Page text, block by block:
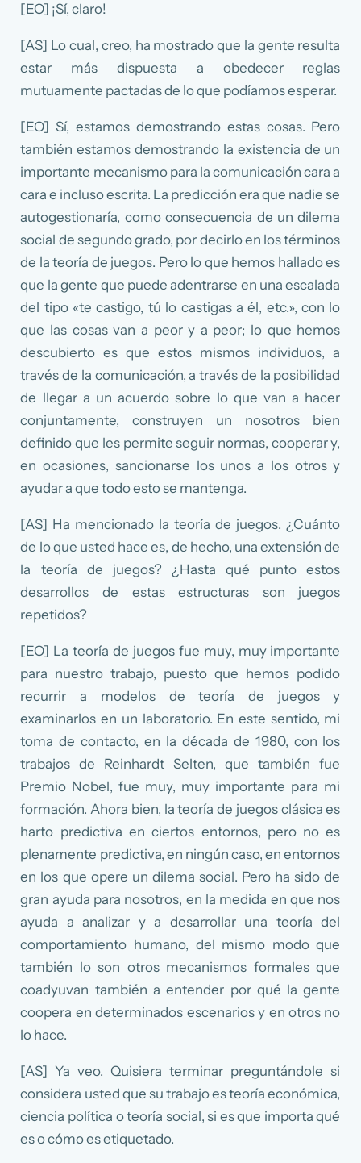
[EO] ¡Sí, claro!
[AS] Lo cual, creo, ha mostrado que la gente resulta
estar más dispuesta a obedecer reglas
mutuamente pactadas de lo que podíamos esperar.
[EO] Sí, estamos demostrando estas cosas. Pero
también estamos demostrando la existencia de un
importante mecanismo para la comunicación cara a
cara e incluso escrita. La predicción era que nadie se
autogestionaría, como consecuencia de un dilema
social de segundo grado, por decirlo en los términos
de la teoría de juegos. Pero lo que hemos hallado es
que la gente que puede adentrarse en una escalada
del tipo «te castigo, tú lo castigas a él, etc.», con lo
que las cosas van a peor y a peor; lo que hemos
descubierto es que estos mismos individuos, a
través de la comunicación, a través de la posibilidad
de llegar a un acuerdo sobre lo que van a hacer
conjuntamente, construyen un nosotros bien
definido que les permite seguir normas, cooperar y,
en ocasiones, sancionarse los unos a los otros y
ayudar a que todo esto se mantenga.
[AS] Ha mencionado la teoría de juegos. ¿Cuánto
de lo que usted hace es, de hecho, una extensión de
la teoría de juegos? ¿Hasta qué punto estos
desarrollos de estas estructuras son juegos
repetidos?
[EO] La teoría de juegos fue muy, muy importante
para nuestro trabajo, puesto que hemos podido
recurrir a modelos de teoría de juegos y
examinarlos en un laboratorio. En este sentido, mi
toma de contacto, en la década de 1980, con los
trabajos de Reinhardt Selten, que también fue
Premio Nobel, fue muy, muy importante para mi
formación. Ahora bien, la teoría de juegos clásica es
harto predictiva en ciertos entornos, pero no es
plenamente predictiva, en ningún caso, en entornos
en los que opere un dilema social. Pero ha sido de
gran ayuda para nosotros, en la medida en que nos
ayuda a analizar y a desarrollar una teoría del
comportamiento humano, del mismo modo que
también lo son otros mecanismos formales que
coadyuvan también a entender por qué la gente
coopera en determinados escenarios y en otros no
lo hace.
[AS] Ya veo. Quisiera terminar preguntándole si
considera usted que su trabajo es teoría económica,
ciencia política o teoría social, si es que importa qué
es o cómo es etiquetado.